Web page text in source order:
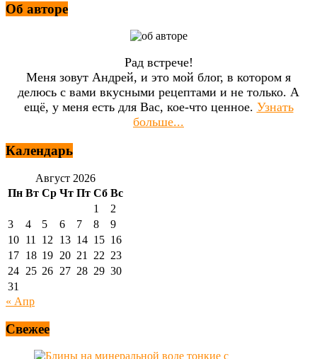
Об авторе
Рад встрече!
Меня зовут Андрей, и это мой блог, в котором я
делюсь с вами вкусными рецептами и не только. А
ещё, у меня есть для Вас, кое-что ценное. Узнать
больше...
Календарь
Август 2026
Пн Вт Ср Чт Пт Сб Вс
1
2
3
4 5 6 7 8
9
10 11 12 13 14 15 16
17 18 19 20 21 22 23
24 25 26 27 28 29 30
31
« Апр
Свежее